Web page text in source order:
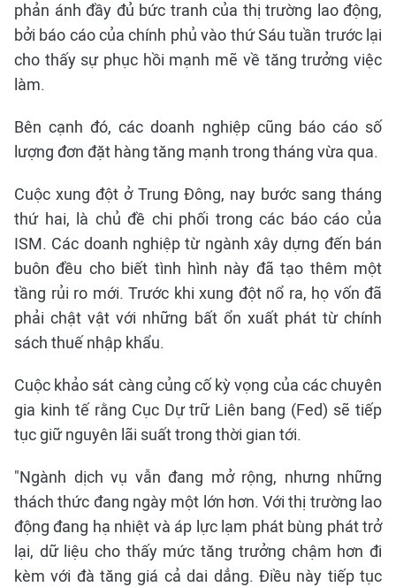
phản ánh đầy đủ bức tranh của thị trường lao động,
bởi báo cáo của chính phủ vào thứ Sáu tuần trước lại
cho thấy sự phục hồi mạnh mẽ về tăng trưởng việc
làm.
Bên cạnh đó, các doanh nghiệp cũng báo cáo số
lượng đơn đặt hàng tăng mạnh trong tháng vừa qua.
Cuộc xung đột ở Trung Đông, nay bước sang tháng
thứ hai, là chủ đề chi phối trong các báo cáo của
ISM. Các doanh nghiệp từ ngành xây dựng đến bán
buôn đều cho biết tình hình này đã tạo thêm một
tầng rủi ro mới. Trước khi xung đột nổ ra, họ vốn đã
phải chật vật với những bất ổn xuất phát từ chính
sách thuế nhập khẩu.
Cuộc khảo sát càng củng cố kỳ vọng của các chuyên
gia kinh tế rằng Cục Dự trữ Liên bang (Fed) sẽ tiếp
tục giữ nguyên lãi suất trong thời gian tới.
"Ngành dịch vụ vẫn đang mở rộng, nhưng những
thách thức đang ngày một lớn hơn. Với thị trường lao
động đang hạ nhiệt và áp lực lạm phát bùng phát trở
lại, dữ liệu cho thấy mức tăng trưởng chậm hơn đi
kèm với đà tăng giá cả dai dẳng. Điều này tiếp tục